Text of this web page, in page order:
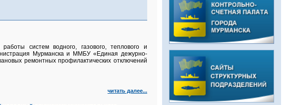
систем водного, газового, теплового и
Мурманска и ММБУ «Единая дежурно-
ремонтных профилактических отключений
читать далее...